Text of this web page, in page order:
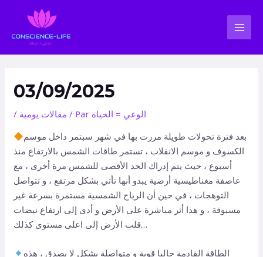
contenu
03/09/2025
/ مقالات يومية / Par الوعي = الحياة
بعد فترة تحولات طويلة مررت بها في شهر سبتمر داخل موسم
الكسوف و موسم الانقلاب ، تستمر طاقات الشمس بالارتفاع منذ
أسبوع ، حيث يتم إدراك الحد الأقصى للشمس مرة أخرى ، مع
عاصفة مغناطيسية أرضية يبدو أنها تأتي بشكل مرتفع ، و تتواصل
التوهجات ، في حين أن الرياح الشمسية مستمرة بسرعة غير
مسبوقة ، و هذا أثر مباشرة على الأرض و أدى إلى ارتفاع نبضات
قلب الأرض إلى اعلى مستوى كذلك…
الطاقة القادمة حاليا قوية و متواصلة بشكل لا يصدق ، هذه
Navigation
articles